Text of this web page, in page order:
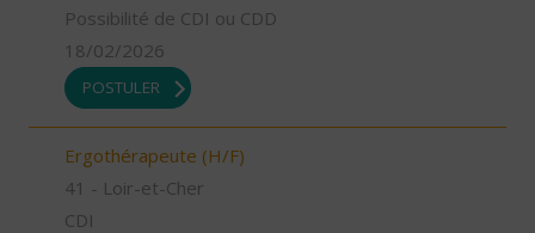
Possibilité de CDI ou CDD
18/02/2026
POSTULER
Ergothérapeute (H/F)
41 - Loir-et-Cher
CDI